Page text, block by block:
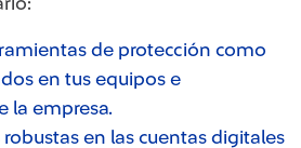
de protección como
en tus equipos e
la empresa.
en las cuentas digitales